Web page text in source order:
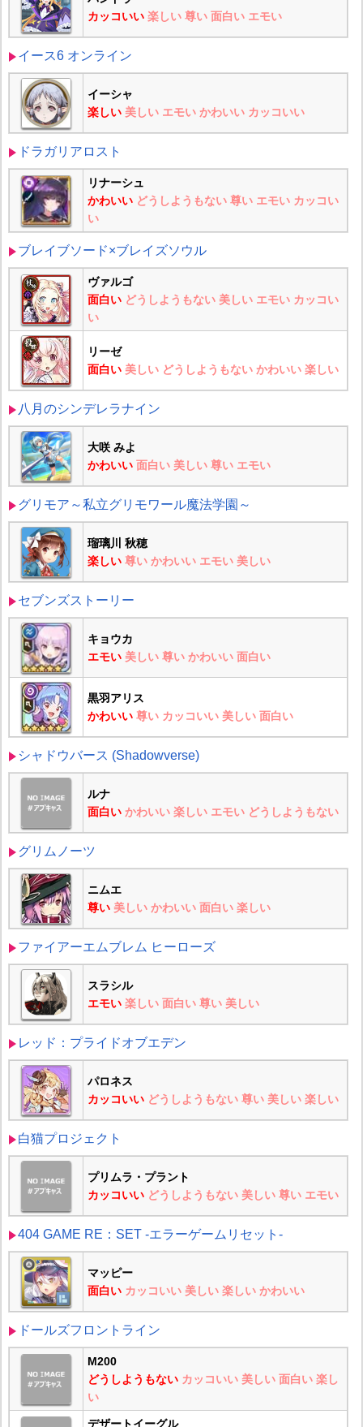
カッコいい 楽しい 尊い 面白い エモい
イース6 オンライン
イーシャ
楽しい 美しい エモい かわいい カッコいい
ドラガリアロスト
リナーシュ
かわいい どうしようもない 尊い エモい カッコい
い
ブレイブソード×ブレイズソウル
ヴァルゴ
面白い どうしようもない 美しい エモい カッコい
い
リーゼ
面白い 美しい どうしようもない かわいい 楽しい
八月のシンデレラナイン
大咲 みよ
かわいい 面白い 美しい 尊い エモい
グリモア～私立グリモワール魔法学園～
瑠璃川 秋穂
楽しい 尊い かわいい エモい 美しい
セブンズストーリー
キョウカ
エモい 美しい 尊い かわいい 面白い
黒羽アリス
かわいい 尊い カッコいい 美しい 面白い
シャドウバース (Shadowverse)
ルナ
面白い かわいい 楽しい エモい どうしようもない
グリムノーツ
ニムエ
尊い 美しい かわいい 面白い 楽しい
ファイアーエムブレム ヒーローズ
スラシル
エモい 楽しい 面白い 尊い 美しい
レッド：プライドオブエデン
パロネス
カッコいい どうしようもない 尊い 美しい 楽しい
白猫プロジェクト
プリムラ・プラント
カッコいい どうしようもない 美しい 尊い エモい
404 GAME RE：SET -エラーゲームリセット-
マッピー
面白い カッコいい 美しい 楽しい かわいい
ドールズフロントライン
M200
どうしようもない カッコいい 美しい 面白い 楽し
い
デザートイーグル